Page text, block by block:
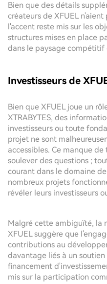
Bien que des détails
créateurs de XFUEL
l'accent reste mis sur les
structures mises en place
dans le paysage compétitif
Investisseurs de
Bien que XFUEL joue un
XTRABYTES, des
investisseurs ou toute
projet ne sont
accessibles. Ce manque
soulever des questions ;
courant dans le domaine
nombreux projets
révéler leurs investisseurs
Malgré cette ambiguïté, la
XFUEL suggère que
contributions au
davantage liés à un
financement
mis sur la participation